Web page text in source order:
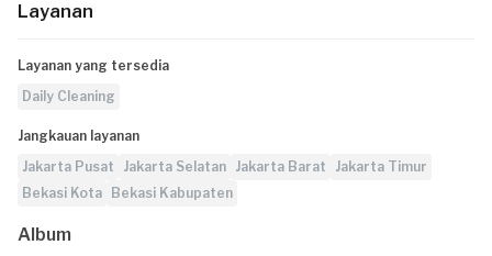
Layanan
Layanan yang tersedia
Daily Cleaning
Jangkauan layanan
Jakarta Pusat
Jakarta Selatan Jakarta Barat
Jakarta Timur
Bekasi Kota
Bekasi Kabupaten
Album